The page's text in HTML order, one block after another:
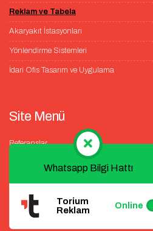
Reklam ve Tabela
Akaryakıt İstasyonları
Yönlendirme Sistemleri
İdari Ofis Tasarım ve Uygulama
Site Menü
Referanslar
Blog
İletişim
Whatsapp Bilgi Hattı
Torium
Reklam
Online